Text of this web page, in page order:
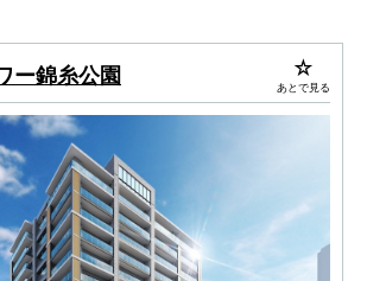
ー錦糸公園 あとで見る